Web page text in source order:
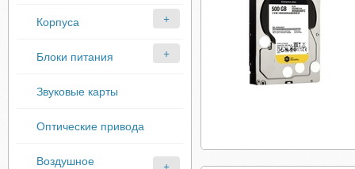
Корпуса
Блоки питания
Звуковые карты
Оптические привода
Воздушное